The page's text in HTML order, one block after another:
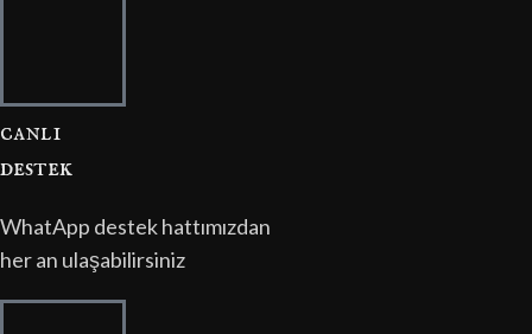
canli
destek
WhatApp destek hattımızdan
her an ulaşabilirsiniz